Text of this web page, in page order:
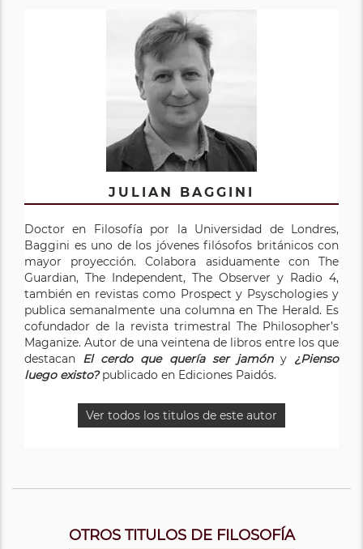
JULIAN BAGGINI
Doctor en Filosofía por la Universidad de Londres,
Baggini es uno de los jóvenes filósofos británicos con
mayor proyección. Colabora asiduamente con The
Guardian, The Independent, The Observer y Radio 4,
también en revistas como Prospect y Psyschologies y
publica semanalmente una columna en The Herald. Es
cofundador de la revista trimestral The Philosopher’s
Maganize. Autor de una veintena de libros entre los que
destacan El cerdo que quería ser jamóny ¿Pienso
luego existo?publicado en Ediciones Paidós.
Ver todos los titulos de este autor
OTROS TITULOS DE FILOSOFÍA